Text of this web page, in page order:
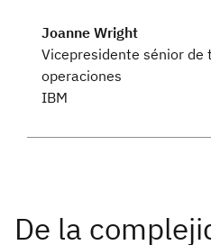
Joanne Wright
Vicepresidente sénior de
operaciones
IBM